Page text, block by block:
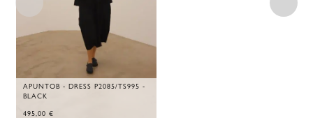
APUNTOB - DRESS P2085/TS995 -
BLACK
495,00 €